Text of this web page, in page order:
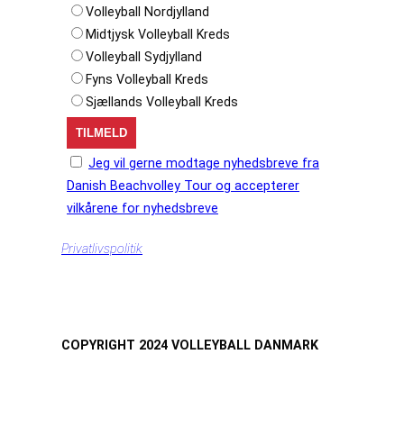
Volleyball Nordjylland
Midtjysk Volleyball Kreds
Volleyball Sydjylland
Fyns Volleyball Kreds
Sjællands Volleyball Kreds
Jeg vil gerne modtage nyhedsbreve fra
Danish Beachvolley Tour og accepterer
vilkårene for nyhedsbreve
Privatlivspolitik
COPYRIGHT 2024 VOLLEYBALL DANMARK